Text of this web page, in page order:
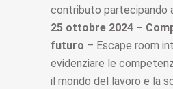
contributo partecipando
25 ottobre 2024 –
futuro – Escape room
evidenziare le
il mondo del lavoro e la